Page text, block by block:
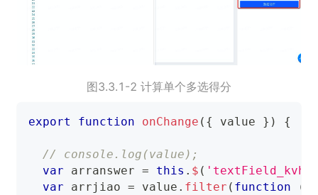
图3.3.1-2 计算单个多选得分
export function onChange ( { value } ) {
// console.log(value);
var arranswer = this . $ (
var arrjiao = value . filter ( function (